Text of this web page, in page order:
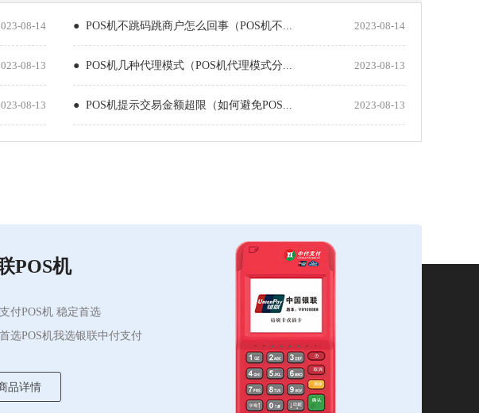
08-14 ● POS机不跳码跳商户怎么回事（POS机不... 2023-08-14
08-13 ● POS机几种代理模式（POS机代理模式分... 2023-08-13
08-13 ● POS机提示交易金额超限（如何避免POS... 2023-08-13
POS机
付POS机 稳定首选
选POS机我选银联中付支付
品详情